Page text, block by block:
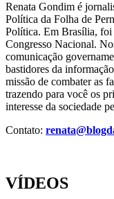
Renata Gondim é
Política da Folha de
Política. Em Brasília, foi
Congresso Nacional.
comunicação
bastidores da
missão de combater as
trazendo para você os
interesse da sociedade
Contato:
VÍDEOS